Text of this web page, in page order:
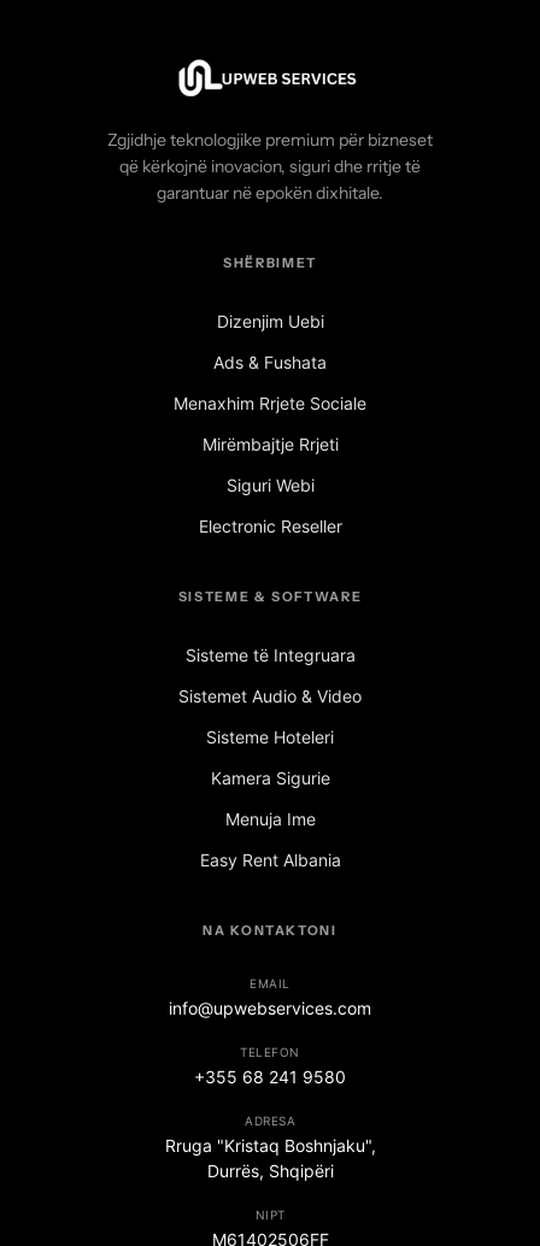
Zgjidhje teknologjike premium për bizneset
që kërkojnë inovacion, siguri dhe rritje të
garantuar në epokën dixhitale.
SHËRBIMET
Dizenjim Uebi
Ads & Fushata
Menaxhim Rrjete Sociale
Mirëmbajtje Rrjeti
Siguri Webi
Electronic Reseller
SISTEME & SOFTWARE
Sisteme të Integruara
Sistemet Audio & Video
Sisteme Hoteleri
Kamera Sigurie
Menuja Ime
Easy Rent Albania
NA KONTAKTONI
EMAIL
info@upwebservices.com
TELEFON
+355 68 241 9580
ADRESA
Rruga "Kristaq Boshnjaku",
Durrës, Shqipëri
NIPT
M61402506FF